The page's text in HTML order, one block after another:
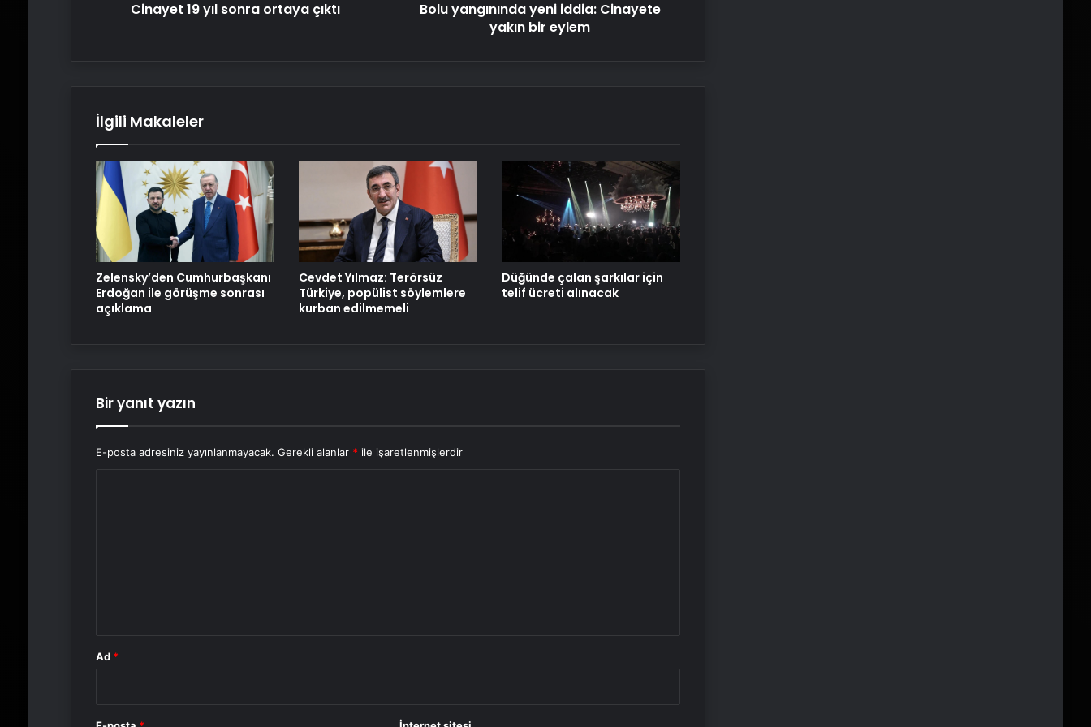
Yeni Dünya Düzensizliği Çağında
Datahost İle Güvenilir Sunucu
Hizmetleri
Cinayet 19 yıl sonra ortaya çıktı
Bolu yangınında yeni iddia: Cinayete
yakın bir eylem
İlgili Makaleler
Zelensky’den Cumhurbaşkanı
Erdoğan ile görüşme sonrası
açıklama
Cevdet Yılmaz: Terörsüz
Türkiye, popülist söylemlere
kurban edilmemeli
Düğünde çalan şarkılar için
telif ücreti alınacak
Bir yanıt yazın
E-posta adresiniz yayınlanmayacak. Gerekli alanlar * ile işaretlenmişlerdir
Ad *